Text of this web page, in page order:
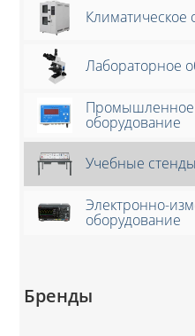
Климатическое
Лабораторное
Промышленное
оборудование
Учебные
Электронно-
оборудование
Бренды